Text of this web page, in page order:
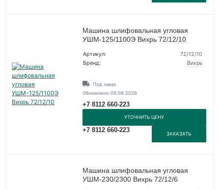
Машина шлифовальная угловая
УШМ-125/1100Э Вихрь 72/12/10
Артикул:
72/12/10
Бренд:
Вихрь
Под заказ
Обновлено 09.08.2026
+7 8112 660-223
УТОЧНИТЬ ЦЕНУ
+7 8112 660-223
ЗАКАЗАТЬ
Машина шлифовальная угловая
УШМ-230/2300 Вихрь 72/12/6